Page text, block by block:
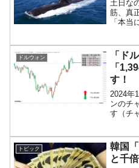
土日な
筋、真
「本当
国製陸
ンド
水艦を
ます
ドルウォン
「ド
「
す！
2024年
ンのチ
す（チ
用）。
安方向
「1ド
トピック
韓国
と千